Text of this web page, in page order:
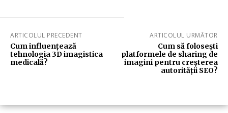
ARTICOLUL PRECEDENT
Cum influențează
tehnologia 3D imagistica
medicală?
ARTICOLUL URMĂTOR
Cum să folosești
platformele de sharing de
imagini pentru creșterea
autorității SEO?